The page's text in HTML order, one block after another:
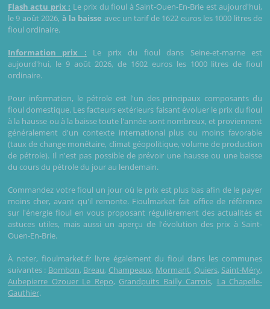
Flash actu prix : Le prix du fioul à Saint-Ouen-En-Brie est aujourd'hui,
le 9 août 2026, à la baisse avec un tarif de 1622 euros les 1000 litres de
fioul ordinaire.
Information prix : Le prix du fioul dans Seine-et-marne est
aujourd'hui, le 9 août 2026, de 1602 euros les 1000 litres de fioul
ordinaire.
Pour information, le pétrole est l'un des principaux composants du
fioul domestique. Les facteurs extérieurs faisant évoluer le prix du fioul
à la hausse ou à la baisse toute l'année sont nombreux, et proviennent
généralement d'un contexte international plus ou moins favorable
(taux de change monétaire, climat géopolitique, volume de production
de pétrole). Il n'est pas possible de prévoir une hausse ou une baisse
du cours du pétrole du jour au lendemain.
Commandez votre fioul un jour où le prix est plus bas afin de le payer
moins cher, avant qu'il remonte. Fioulmarket fait office de référence
sur l'énergie fioul en vous proposant régulièrement des actualités et
astuces utiles, mais aussi un aperçu de l'évolution des prix à Saint-
Ouen-En-Brie.
À noter, fioulmarket.fr livre également du fioul dans les communes
suivantes : Bombon, Breau, Champeaux, Mormant, Quiers, Saint-Méry,
Aubepierre Ozouer Le Repo, Grandpuits Bailly Carrois, La Chapelle-
Gauthier.